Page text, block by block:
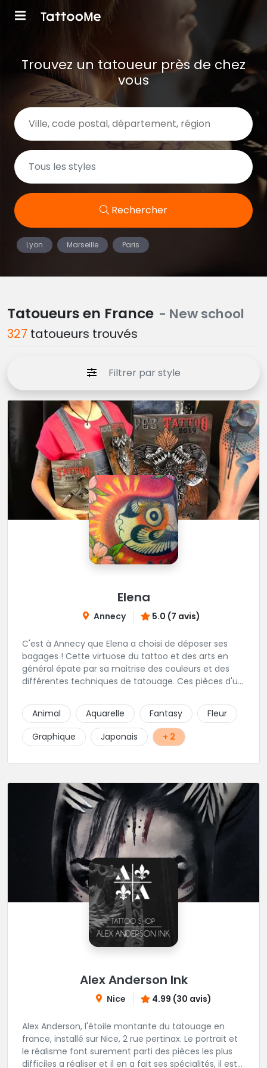
Trouvez un tatoueur près de chez
vous
Rechercher
Lyon Marseille Paris
Tatoueurs en France - New school
327 tatoueurs trouvés
Filtrer par style
Elena
Annecy 5.0 (7 avis)
C'est à Annecy que Elena a choisi de déposer ses
bagages ! Cette virtuose du tattoo et des arts en
général épate par sa maitrise des couleurs et des
différentes techniques de tatouage. Ces pièces d'un
On vient de très loin pour se faire tatouer par cette
artiste ! N'hésitez pas à la contacter par téléphone:
0648079720 ou messages sur Instagram ou
Facebook.
Animal Aquarelle Fantasy
Fleur
Graphique
Japonais + 2
Alex Anderson Ink
Nice 4.99 (30 avis)
Alex Anderson, l'étoile montante du tatouage en
france, installé sur Nice, 2 rue pertinax. Le portrait et
le réalisme font surement parti des pièces les plus
difficiles a réaliser et il en a fait ses spécialités, il est